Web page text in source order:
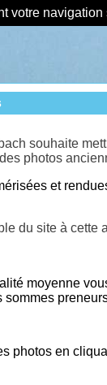
votre
souhaite
photos
et
du site à cette
moyenne
sommes
en cliquant